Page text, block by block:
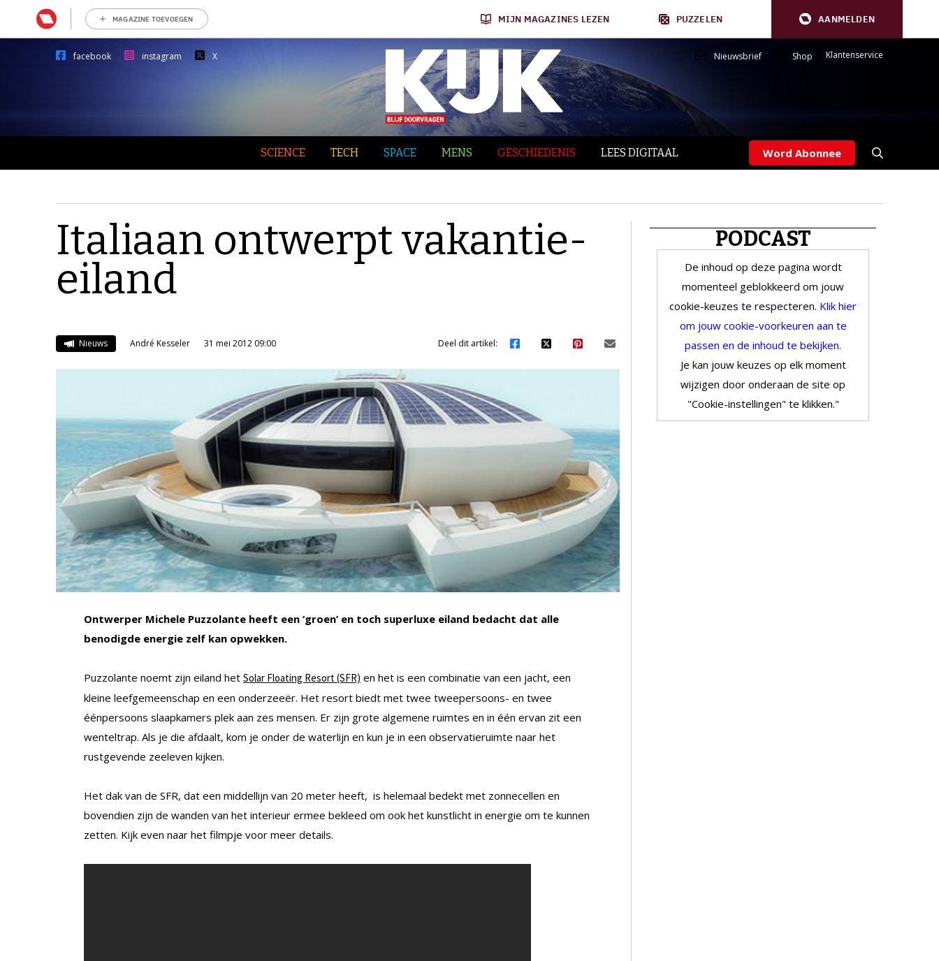
MAGAZINE TOEVOEGEN MIJN MAGAZINES LEZEN PUZZELEN AANMELDEN
facebook instagram X Nieuwsbrief Shop Klantenservice
SCIENCE TECH SPACE MENS GESCHIEDENIS LEES DIGITAAL Word Abonnee
Italiaan ontwerpt vakantie-
eiland
Nieuws André Kesseler 31 mei 2012 09:00 Deel dit artikel:
Ontwerper Michele Puzzolante heeft een ‘groen’ en toch superluxe eiland bedacht dat alle
benodigde energie zelf kan opwekken.
Puzzolante noemt zijn eiland het Solar Floating Resort (SFR) en het is een combinatie van een jacht, een
kleine leefgemeenschap en een onderzeeër. Het resort biedt met twee tweepersoons- en twee
éénpersoons slaapkamers plek aan zes mensen. Er zijn grote algemene ruimtes en in één ervan zit een
wenteltrap. Als je die afdaalt, kom je onder de waterlijn en kun je in een observatieruimte naar het
rustgevende zeeleven kijken.
Het dak van de SFR, dat een middellijn van 20 meter heeft, is helemaal bedekt met zonnecellen en
bovendien zijn de wanden van het interieur ermee bekleed om ook het kunstlicht in energie om te kunnen
zetten. Kijk even naar het filmpje voor meer details.
PODCAST
De inhoud op deze pagina wordt
momenteel geblokkeerd om jouw
cookie-keuzes te respecteren. Klik hier
om jouw cookie-voorkeuren aan te
passen en de inhoud te bekijken.
Je kan jouw keuzes op elk moment
wijzigen door onderaan de site op
"Cookie-instellingen" te klikken."